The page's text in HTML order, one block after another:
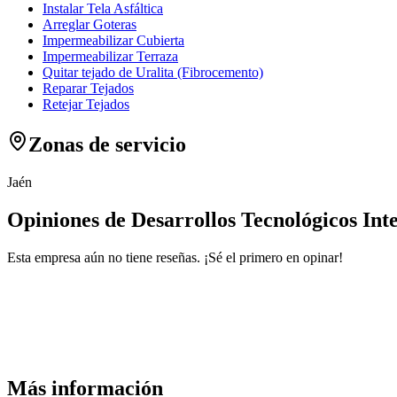
Instalar Tela Asfáltica
Arreglar Goteras
Impermeabilizar Cubierta
Impermeabilizar Terraza
Quitar tejado de Uralita (Fibrocemento)
Reparar Tejados
Retejar Tejados
Zonas de servicio
Jaén
Opiniones de Desarrollos Tecnológicos
Esta empresa aún no tiene reseñas. ¡Sé el primero en opinar!
Más información